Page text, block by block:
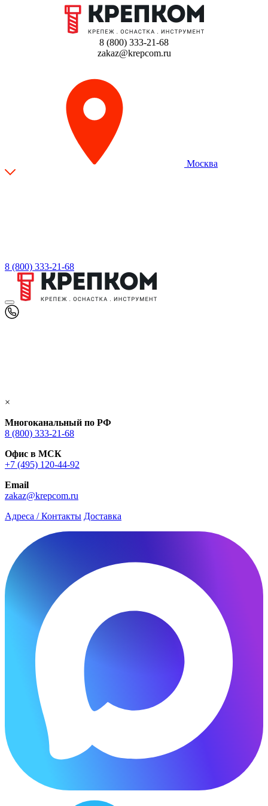
8 (800) 333-21-68
zakaz@krepcom.ru
Москва
8 (800) 333-21-68
×
Многоканальный по РФ
8 (800) 333‑21-68
Офис в МСК
+7 (495) 120-44-92
Email
zakaz@krepcom.ru
Адреса / Контакты Доставка